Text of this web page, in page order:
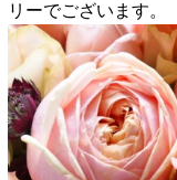
リーでございます。